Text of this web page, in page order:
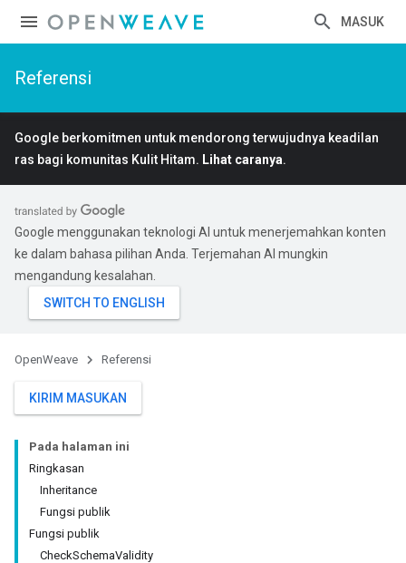
MASUK
Referensi
Google berkomitmen untuk mendorong terwujudnya keadilan
ras bagi komunitas Kulit Hitam. Lihat caranya.
Google menggunakan teknologi AI untuk menerjemahkan konten
ke dalam bahasa pilihan Anda. Terjemahan AI mungkin
mengandung kesalahan.
OpenWeave Referensi
KIRIM MASUKAN
Pada halaman ini
Ringkasan
Inheritance
Fungsi publik
Fungsi publik
CheckSchemaValidity